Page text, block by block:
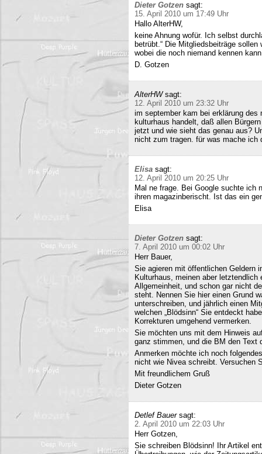
Dieter Gotzen sagt:
15. April 2010 um 17:49 Uhr
Hallo AlterHW,
keine Ahnung wofür. Ich selbst
betrübt.“ Die Mitgliedsbeiträge
wobei die noch niemand kennen
D. Gotzen
AlterHW sagt:
12. April 2010 um 23:32 Uhr
im september kam bei erklärung
kulturhaus handelt, daß allen
jetzt und wie sieht das genau aus?
nicht zum tragen. für was mache ich
Elisa sagt:
12. April 2010 um 20:25 Uhr
Mal ne frage. Bei Google suchte ich
ihren magazinberischt. Ist das ein
Elisa
Dieter Gotzen sagt:
7. April 2010 um 00:02 Uhr
Herr Bauer,
Sie agieren mit öffentlichen Geldern
Kulturhaus, meinen aber
Allgemeinheit, und schon gar nicht
steht. Nennen Sie hier einen Grund
unterschreiben, und jährlich einen
welchen „Blödsinn“ Sie entdeckt
Korrekturen umgehend vermerken.
Sie möchten uns mit dem Hinweis
ganz stimmen, und die BM den Text
Anmerken möchte ich noch
nicht wie Nivea schreibt. Versuchen
Mit freundlichem Gruß
Dieter Gotzen
Detlef Bauer sagt:
2. April 2010 um 22:03 Uhr
Herr Gotzen,
Sie schreiben Blödsinn! Ihr Artikel